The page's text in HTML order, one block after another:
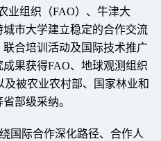
业组织（FAO）、牛津大
市大学建立稳定的合作交流
合培训活动及国际技术推广
果获得FAO、地球观测组织
及被农业农村部、国家林业和
部级采纳。
国际合作深化路径、合作人